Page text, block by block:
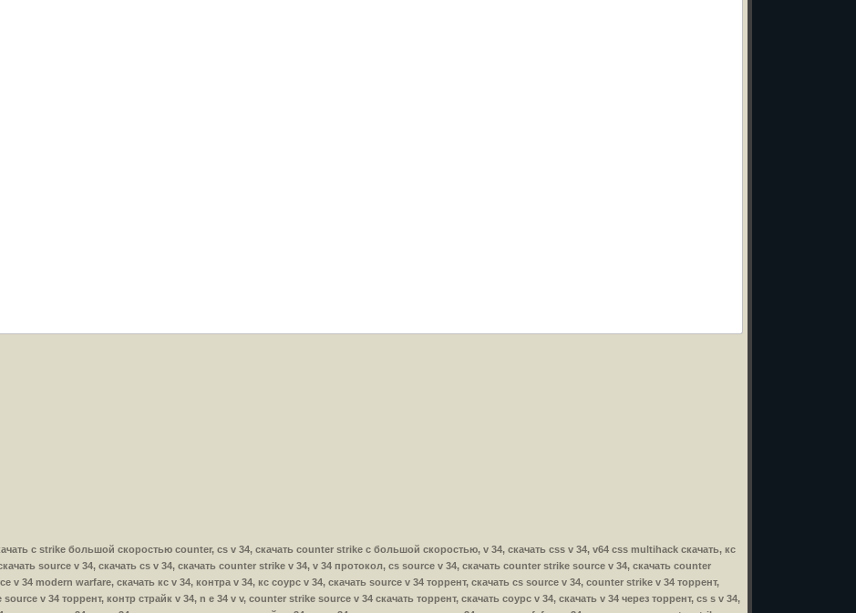
с strike большой скоростью counter, cs v 34, скачать counter strike с большой скоростью, v 34, скачать css v 34, v64 css multihack скачать, кс
source v 34, скачать cs v 34, скачать counter strike v 34, v 34 протокол, cs source v 34, скачать counter strike source v 34, скачать counter
34 modern warfare, скачать кс v 34, контра v 34, кс соурс v 34, скачать source v 34 торрент, скачать cs source v 34, counter strike v 34 торрент,
v 34 торрент, контр страйк v 34, n e 34 v v, counter strike source v 34 скачать торрент, скачать соурс v 34, скачать v 34 через торрент, cs s v 34,